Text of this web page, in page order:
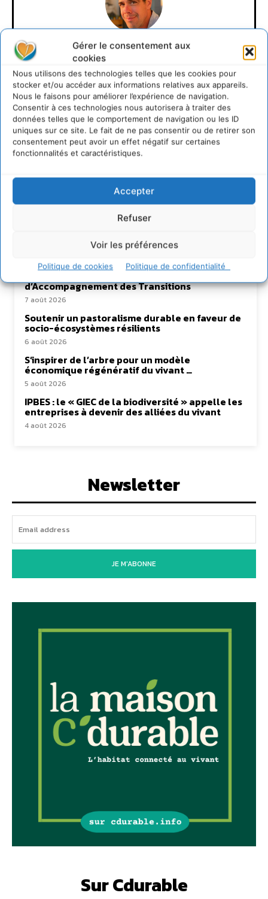
Gérer le consentement aux
cookies
Nous utilisons des technologies telles que les cookies pour
stocker et/ou accéder aux informations relatives aux appareils.
Nous le faisons pour améliorer l’expérience de navigation.
Consentir à ces technologies nous autorisera à traiter des
données telles que le comportement de navigation ou les ID
uniques sur ce site. Le fait de ne pas consentir ou de retirer son
consentement peut avoir un effet négatif sur certaines
fonctionnalités et caractéristiques.
Accepter
Refuser
Voir les préférences
Politique de cookies Politique de confidentialité
David Naulin
https://cdurable.info
Journaliste de solutions écologiques et sociales en
Occitanie.
Lire aussi
Transformer les territoires par le dialogue et la
coopération avec un Commun
d’Accompagnement des Transitions
7 août 2026
Soutenir un pastoralisme durable en faveur de
socio-écosystèmes résilients
6 août 2026
S’inspirer de l’arbre pour un modèle
économique régénératif du vivant …
5 août 2026
IPBES : le « GIEC de la biodiversité » appelle les
entreprises à devenir des alliées du vivant
4 août 2026
Newsletter
JE M'ABONNE
Sur Cdurable